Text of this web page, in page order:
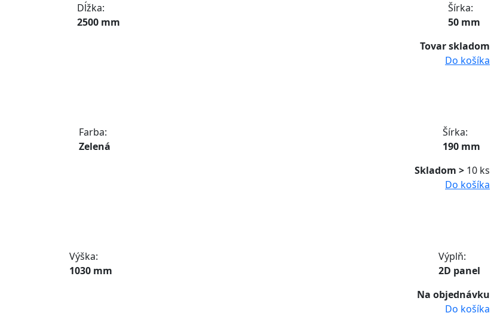
Dĺžka:
2500 mm
Šírka:
50 mm
Tovar skladom
Do košíka
Farba:
Zelená
Šírka:
190 mm
Skladom > 10 ks
Do košíka
Výška:
1030 mm
Výplň:
2D panel
Na objednávku
Do košíka